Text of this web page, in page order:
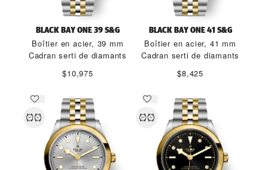
BLACK BAY ONE 39 S&G
Boîtier en acier, 39 mm
Cadran serti de diamants
$10,975
BLACK BAY ONE 41 S&G
Boîtier en acier, 41 mm
Cadran serti de diamants
$8,425